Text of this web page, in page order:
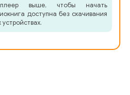
выше, чтобы начать
доступна без скачивания